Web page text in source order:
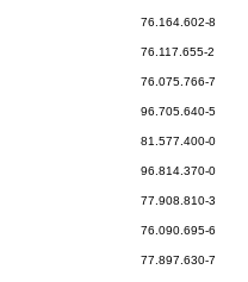
76.164.602-8
76.117.655-2
76.075.766-7
96.705.640-5
81.577.400-0
96.814.370-0
77.908.810-3
76.090.695-6
77.897.630-7